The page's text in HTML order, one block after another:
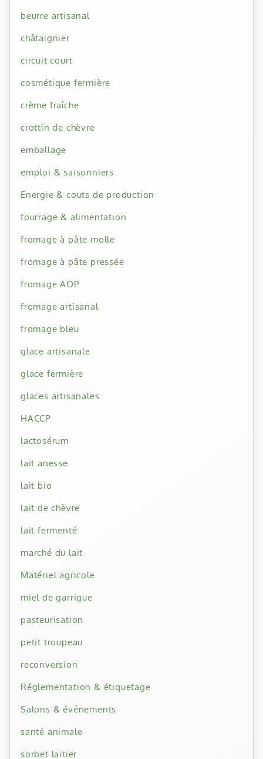
beurre artisanal
châtaignier
circuit court
cosmétique fermière
crème fraîche
crottin de chèvre
emballage
emploi & saisonniers
Energie & couts de production
fourrage & alimentation
fromage à pâte molle
fromage à pâte pressée
fromage AOP
fromage artisanal
fromage bleu
glace artisanale
glace fermière
glaces artisanales
HACCP
lactosérum
lait anesse
lait bio
lait de chèvre
lait fermenté
marché du lait
Matériel agricole
miel de garrigue
pasteurisation
petit troupeau
reconversion
Réglementation & étiquetage
Salons & événements
santé animale
sorbet laitier